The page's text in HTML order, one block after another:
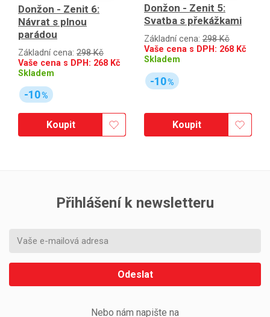
Donžon - Zenit 6:
Návrat s plnou
parádou
Základní cena: 298 Kč
Vaše cena s DPH: 268 Kč
Skladem
-10%
Koupit
Donžon - Zenit 5:
Svatba s překážkami
Základní cena: 298 Kč
Vaše cena s DPH: 268 Kč
Skladem
-10%
Koupit
Přihlášení k newsletteru
Odeslat
Nebo nám napište na